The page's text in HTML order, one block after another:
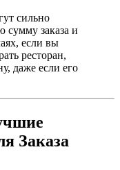
сильно
сумму заказа и
если вы
ресторан,
даже если его
Заказа